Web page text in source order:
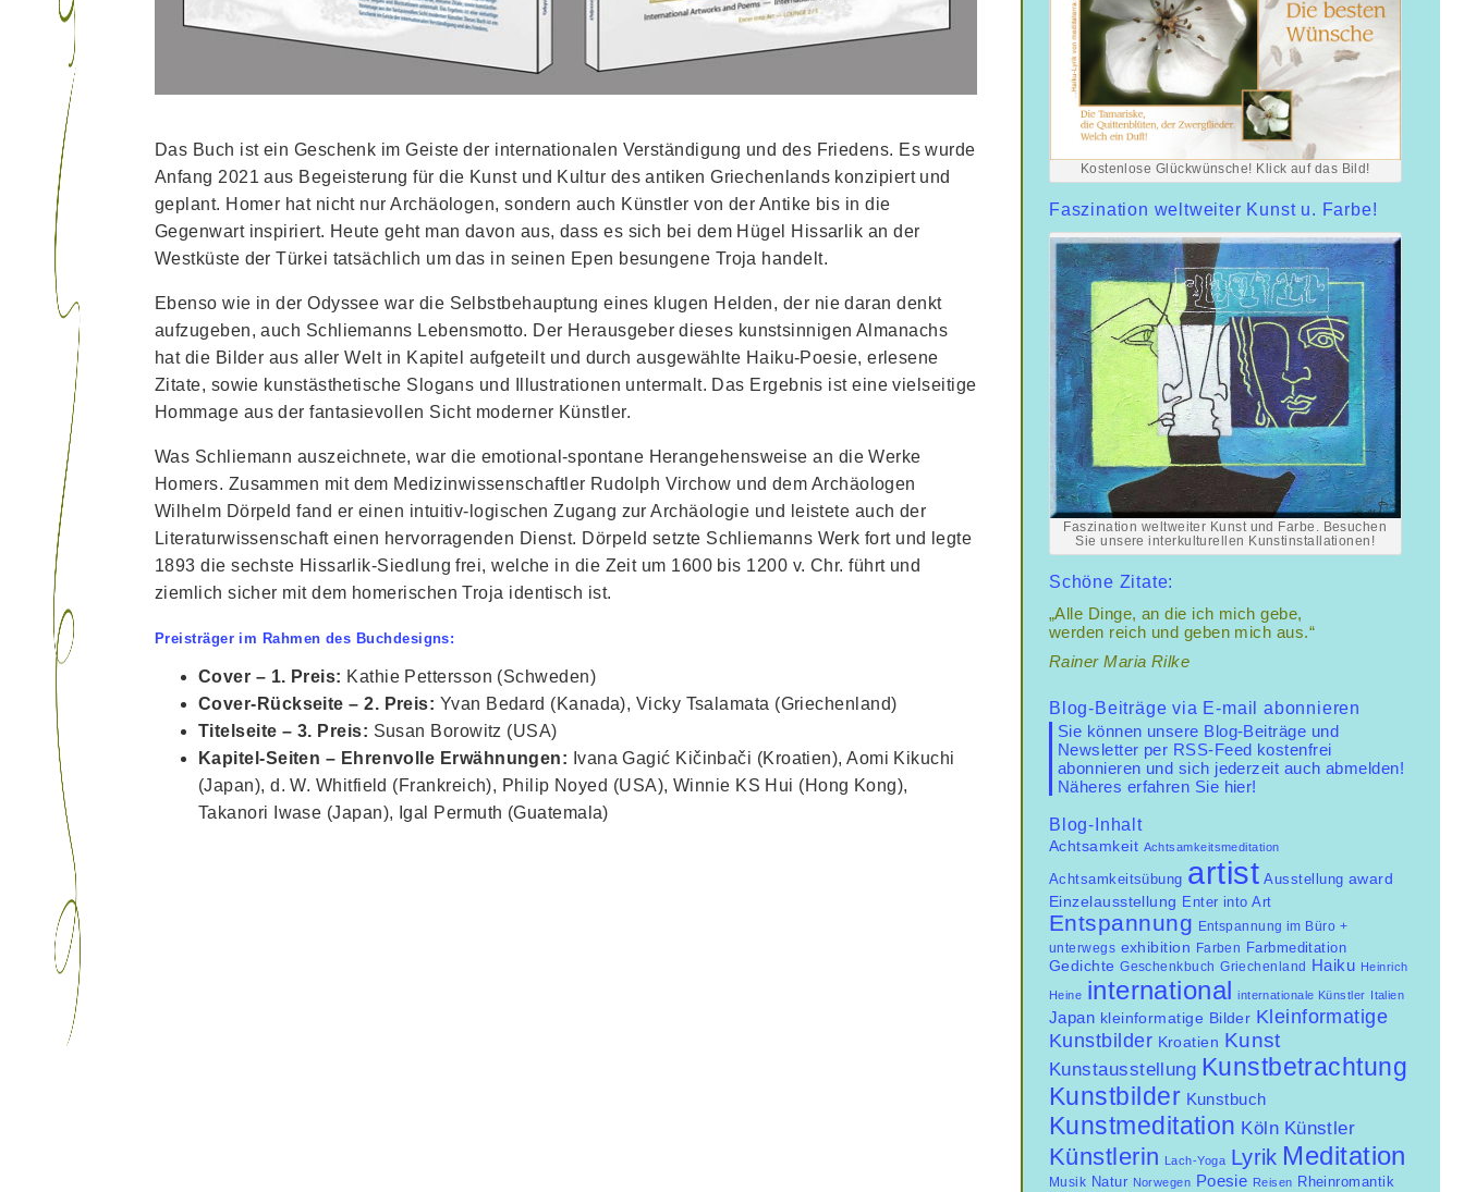
Das Buch ist ein Geschenk im Geiste der internationalen Verständigung und des Friedens. Es wurde
Anfang 2021 aus Begeisterung für die Kunst und Kultur des antiken Griechenlands konzipiert und
geplant. Homer hat nicht nur Archäologen, sondern auch Künstler von der Antike bis in die
Gegenwart inspiriert. Heute geht man davon aus, dass es sich bei dem Hügel Hissarlik an der
Westküste der Türkei tatsächlich um das in seinen Epen besungene Troja handelt.
Ebenso wie in der Odyssee war die Selbstbehauptung eines klugen Helden, der nie daran denkt
aufzugeben, auch Schliemanns Lebensmotto. Der Herausgeber dieses kunstsinnigen Almanachs
hat die Bilder aus aller Welt in Kapitel aufgeteilt und durch ausgewählte Haiku-Poesie, erlesene
Zitate, sowie kunstästhetische Slogans und Illustrationen untermalt. Das Ergebnis ist eine vielseitige
Hommage aus der fantasievollen Sicht moderner Künstler.
Was Schliemann auszeichnete, war die emotional-spontane Herangehensweise an die Werke
Homers. Zusammen mit dem Medizinwissenschaftler Rudolph Virchow und dem Archäologen
Wilhelm Dörpeld fand er einen intuitiv-logischen Zugang zur Archäologie und leistete auch der
Literaturwissenschaft einen hervorragenden Dienst. Dörpeld setzte Schliemanns Werk fort und legte
1893 die sechste Hissarlik-Siedlung frei, welche in die Zeit um 1600 bis 1200 v. Chr. führt und
ziemlich sicher mit dem homerischen Troja identisch ist.
Preisträger im Rahmen des Buchdesigns:
Cover – 1. Preis: Kathie Pettersson (Schweden)
Cover-Rückseite – 2. Preis: Yvan Bedard (Kanada), Vicky Tsalamata (Griechenland)
Titelseite – 3. Preis: Susan Borowitz (USA)
Kapitel-Seiten – Ehrenvolle Erwähnungen: Ivana Gagić Kičinbači (Kroatien), Aomi Kikuchi
(Japan), d. W. Whitfield (Frankreich), Philip Noyed (USA), Winnie KS Hui (Hong Kong),
Takanori Iwase (Japan), Igal Permuth (Guatemala)
Kostenlose Glückwünsche! Klick auf das Bild!
Faszination weltweiter Kunst u. Farbe!
Faszination weltweiter Kunst und Farbe. Besuchen
Sie unsere interkulturellen Kunstinstallationen!
Schöne Zitate:
„Alle Dinge, an die ich mich gebe,
werden reich und geben mich aus.“
Rainer Maria Rilke
Blog-Beiträge via E-mail abonnieren
Sie können unsere Blog-Beiträge und
Newsletter per RSS-Feed kostenfrei
abonnieren und sich jederzeit auch abmelden!
Näheres erfahren Sie hier!
Blog-Inhalt
Achtsamkeit Achtsamkeitsmeditation
Achtsamkeitsübung artist Ausstellung award
Einzelausstellung Enter into Art
Entspannung Entspannung im Büro +
unterwegs exhibition Farben Farbmeditation
Gedichte Geschenkbuch Griechenland Haiku Heinrich
Heine international internationale Künstler Italien
Japan kleinformatige Bilder Kleinformatige
Kunstbilder Kroatien Kunst
Kunstausstellung Kunstbetrachtung
Kunstbilder Kunstbuch
Kunstmeditation Köln Künstler
Künstlerin Lach-Yoga Lyrik Meditation
Musik Natur Norwegen Poesie Reisen Rheinromantik